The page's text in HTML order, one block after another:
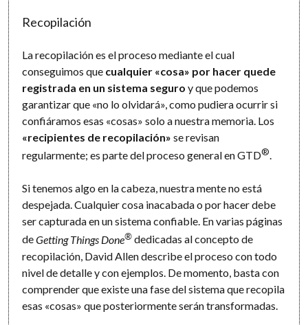
Recopilación
La recopilación es el proceso mediante el cual
conseguimos que cualquier «cosa» por hacer quede
registrada en un sistema seguro y que podemos
garantizar que «no lo olvidará», como pudiera ocurrir si
confiáramos esas «cosas» solo a nuestra memoria. Los
«recipientes de recopilación» se revisan
regularmente; es parte del proceso general en GTD®.
Si tenemos algo en la cabeza, nuestra mente no está
despejada. Cualquier cosa inacabada o por hacer debe
ser capturada en un sistema confiable. En varias páginas
deGetting Things Done®dedicadas al concepto de
recopilación, David Allen describe el proceso con todo
nivel de detalle y con ejemplos. De momento, basta con
comprender que existe una fase del sistema que recopila
esas «cosas» que posteriormente serán transformadas.